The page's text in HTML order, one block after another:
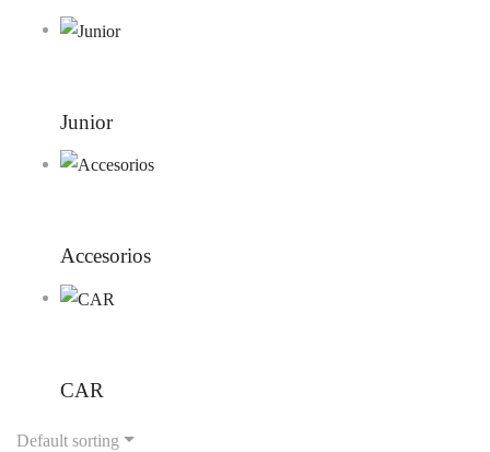
Junior
Accesorios
CAR
Default sorting